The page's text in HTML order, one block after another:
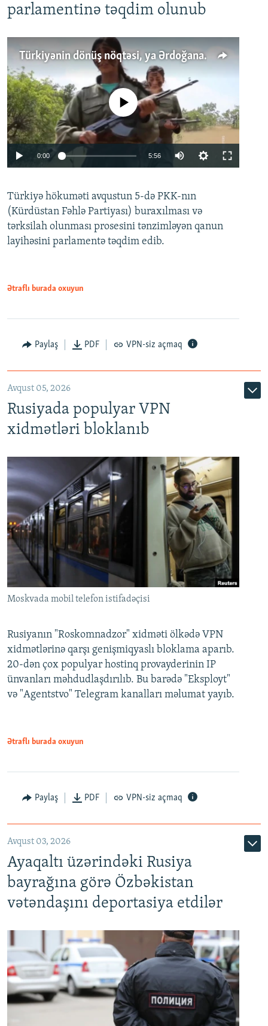
parlamentinə təqdim olunub
Türkiyənin dönüş nöqtəsi, ya Ərdoğana üçüncü şans: PKK ilə qəfil barışıq nə deməkdir?
Auto 240p 360p 480p
720p 1080p
No media source currently available
0:00 5:56
360p
480p
Türkiyə hökuməti avqustun 5-də PKK-nın
(Kürdüstan Fəhlə Partiyası) buraxılması və
tərksilah olunması prosesini tənzimləyən qanun
layihəsini parlamentə təqdim edib.
Ətraflı burada oxuyun
Paylaş PDF VPN-siz açmaq
Avqust 05, 2026
Rusiyada populyar VPN
xidmətləri bloklanıb
Moskvada mobil telefon istifadəçisi
Rusiyanın "Roskomnadzor" xidməti ölkədə VPN
xidmətlərinə qarşı genişmiqyaslı bloklama aparıb.
20-dən çox populyar hostinq provayderinin IP
ünvanları məhdudlaşdırılıb. Bu barədə "Eksployt"
və "Agentstvo" Telegram kanalları məlumat yayıb.
Ətraflı burada oxuyun
Paylaş PDF VPN-siz açmaq
Avqust 03, 2026
Ayaqaltı üzərindəki Rusiya
bayrağına görə Özbəkistan
vətəndaşını deportasiya etdilər